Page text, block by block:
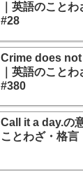
｜英語のこと
#28
Crime does not
｜英語のこと
#380
Call it a day.の
ことわざ・格